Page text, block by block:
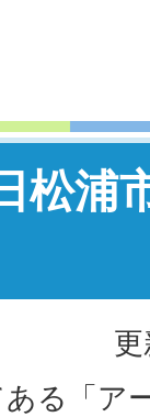
松浦
る「ア